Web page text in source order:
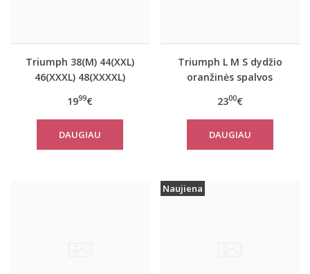
Triumph 38(M) 44(XXL)
46(XXXL) 48(XXXXL)
spalvos marškinėliai Be
Pure Shirt 02
1999€
DAUGIAU
Triumph L M S dydžio
oranžinės spalvos
marškinėliai women
move FLOW LIGHT Tank
Top
2300€
DAUGIAU
Naujiena